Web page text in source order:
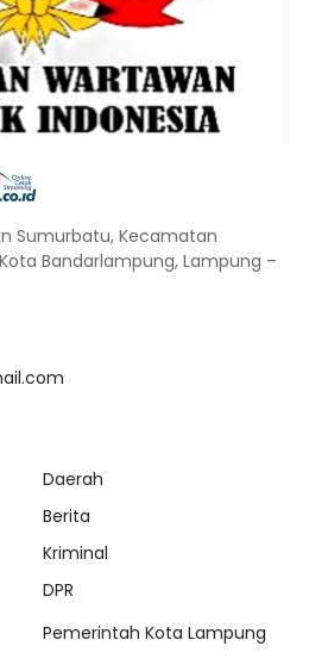
Sumurbatu, Kecamatan
Bandarlampung, Lampung –
Daerah
Berita
Kriminal
DPR
Pemerintah Kota Lampung